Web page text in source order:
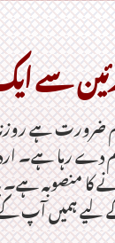
سے
ضرورت ہےـ
رہا ہے۔
منصوبہ ہے۔
لیے ہمیں آپ